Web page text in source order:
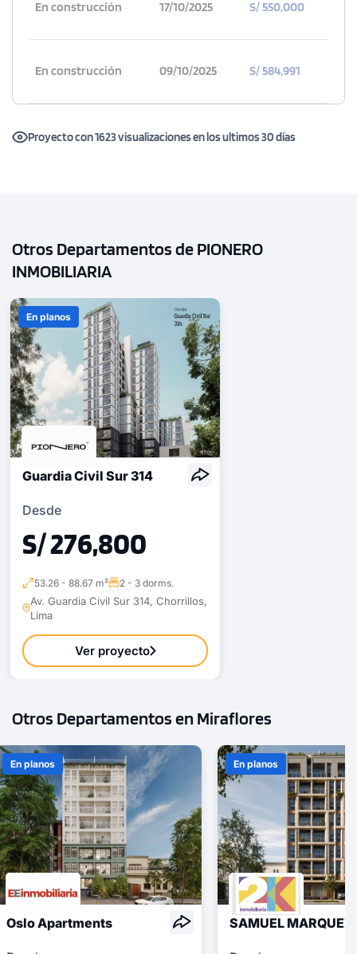
En construcción 17/10/2025 S/ 550,000
En construcción 09/10/2025 S/ 584,991
Proyecto con 1623 visualizaciones en los ultimos 30 días
Otros Departamentos de PIONERO
INMOBILIARIA
En planos
Guardia Civil Sur 314
Desde
S/ 276,800
53.26 - 88.67 m² 2 - 3 dorms.
Av. Guardia Civil Sur 314, Chorrillos,
Lima
Ver proyecto
Otros Departamentos en Miraflores
En planos
Oslo Apartments
En planos
SAMUEL MARQUEZ